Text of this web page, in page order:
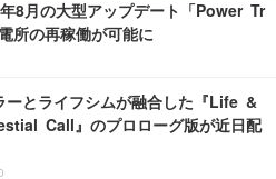
8月の大型アップデート「Power Tr
所の再稼働が可能に
ーとライフシムが融合した『Life &
Call』のプロローグ版が近日配